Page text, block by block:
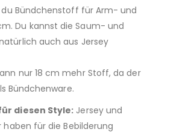
Bündchenstoff für Arm- und
Du kannst die Saum- und
auch aus Jersey
nur 18 cm mehr Stoff, da der
Bündchenware.
diesen Style: Jersey und
für die Bebilderung